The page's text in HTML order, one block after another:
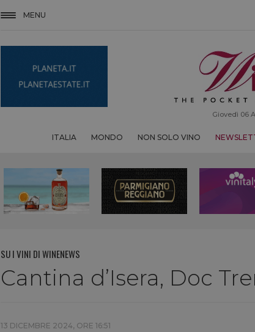
MENU
Giovedì 06
ITALIA MONDO NON SOLO VINO
SU I VINI DI WINENEWS
Cantina d’Isera, Doc
13 DICEMBRE 2024, ORE 16:51